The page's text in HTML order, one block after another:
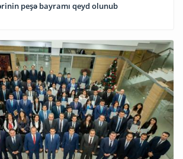
peşə bayramı qeyd olunub